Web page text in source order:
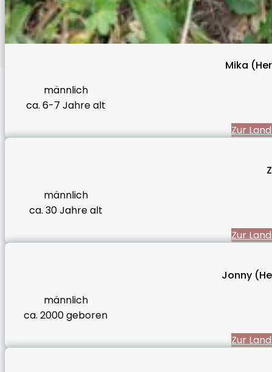
Mika
männlich
ca. 6-7 Jahre alt
Zur
männlich
ca. 30 Jahre alt
Zur
Jonny
männlich
ca. 2000 geboren
Zur